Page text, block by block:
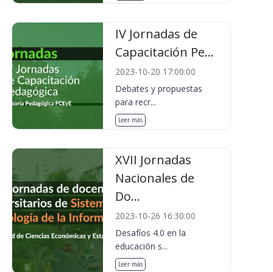
IV Jornadas de
Capacitación Pe...
2023-10-20 17:00:00
Debates y propuestas
para recr...
Leer más
XVII Jornadas
Nacionales de
Do...
2023-10-26 16:30:00
Desafíos 4.0 en la
educación s...
Leer más